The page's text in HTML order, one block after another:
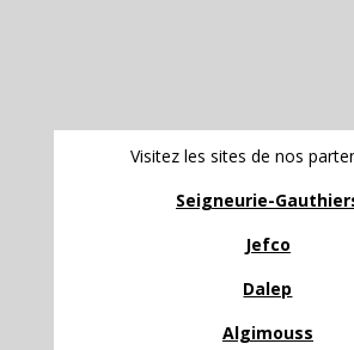
Visitez les sites de nos
Seigneurie-
Jefco
Dalep
Algimouss